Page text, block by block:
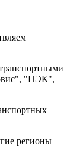
"ПЭК",
регионы